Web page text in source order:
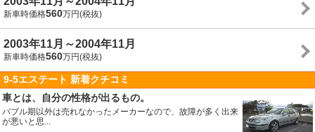
新車時価格560万円(税抜)
2003年11月～2004年11月
新車時価格560万円(税抜)
9-5エステート 新着クチコミ
車とは、自分の性格が出るもの。
バブル期以外は売れなかったメーカーなので、故障が多く出来
が悪いと思...